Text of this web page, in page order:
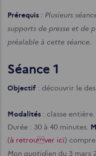
Prérequis : Plusieurs
supports de presse et de
préalable à cette séance.
Séance 1
Objectif : découvrir le
Modalités : classe entière.
Durée : 30 à 40 minutes.
(à retrouver ici)
Mon quotidien du 3 mars